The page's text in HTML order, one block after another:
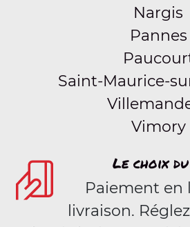
Nargis
Pannes
Saint-Maurice-
Vimory
Le choix
Paiement en
livraison.